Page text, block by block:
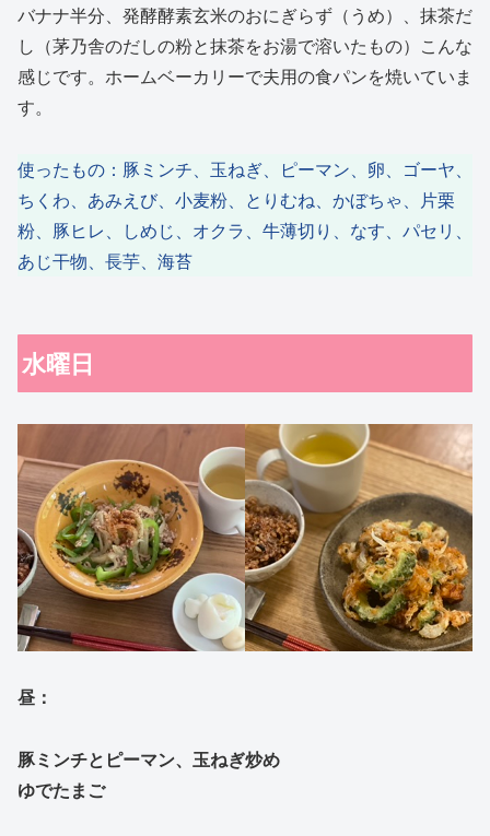
バナナ半分、発酵酵素玄米のおにぎらず（うめ）、抹茶だ
し（茅乃舎のだしの粉と抹茶をお湯で溶いたもの）こんな
感じです。ホームベーカリーで夫用の食パンを焼いていま
す。
使ったもの：豚ミンチ、玉ねぎ、ピーマン、卵、ゴーヤ、
ちくわ、あみえび、小麦粉、とりむね、かぼちゃ、片栗
粉、豚ヒレ、しめじ、オクラ、牛薄切り、なす、パセリ、
あじ干物、長芋、海苔
水曜日
昼：
豚ミンチとピーマン、玉ねぎ炒め
ゆでたまご